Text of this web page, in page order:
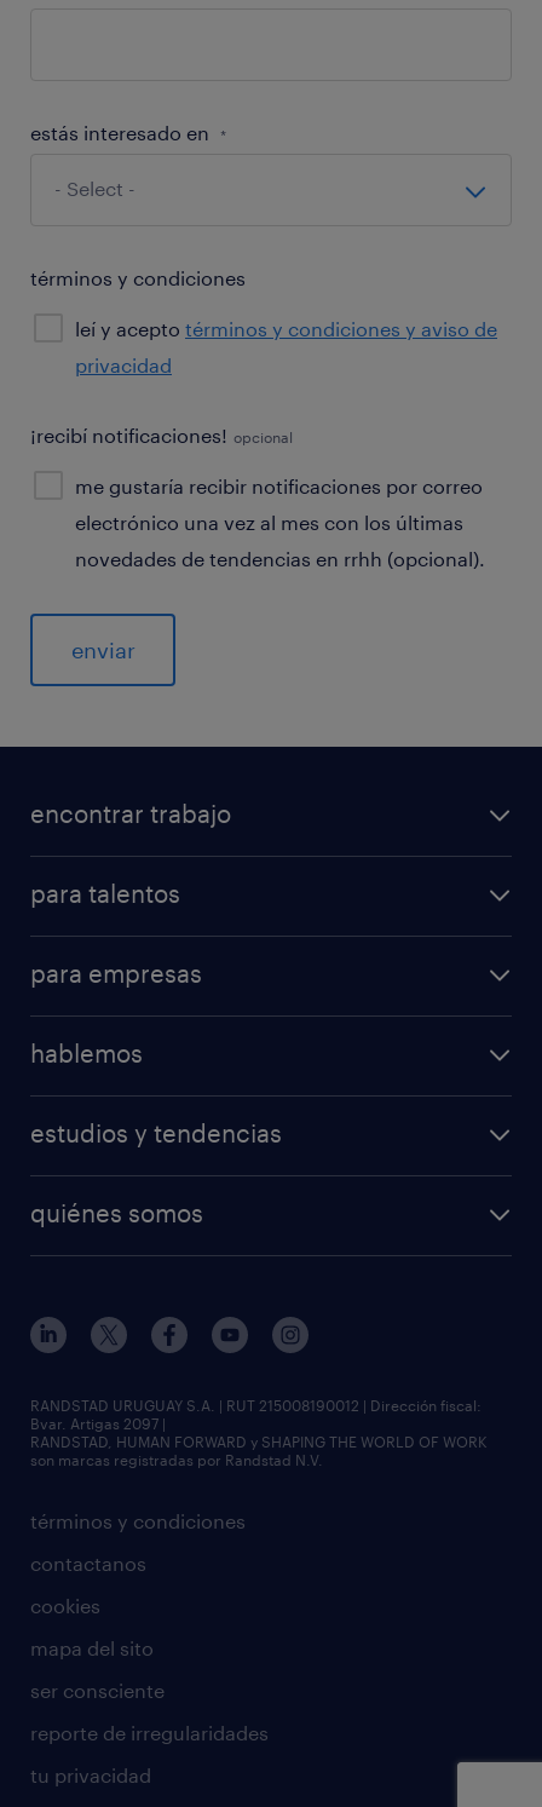
estás interesado en *
términos y condiciones
leí y acepto términos y condiciones y aviso de
privacidad
¡recibí notificaciones! opcional
me gustaría recibir notificaciones por correo
electrónico una vez al mes con los últimas
novedades de tendencias en rrhh (opcional).
encontrar trabajo
para talentos
para empresas
hablemos
estudios y tendencias
quiénes somos
términos y condiciones
contactanos
cookies
mapa del sito
ser consciente
reporte de irregularidades
tu privacidad
RANDSTAD URUGUAY S.A. | RUT 215008190012 | Dirección fiscal:
Bvar. Artigas 2097 |
RANDSTAD, HUMAN FORWARD y SHAPING THE WORLD OF WORK
son marcas registradas por Randstad N.V.